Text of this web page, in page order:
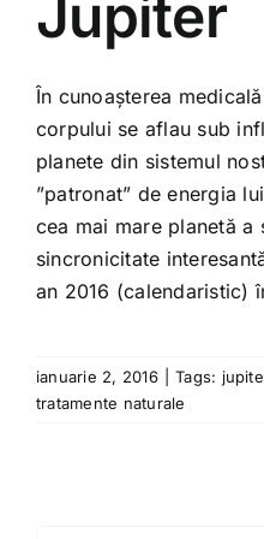
Iubim
Jupiter
În cunoașterea
corpului se aflau sub
planete din sistemul
”patronat” de energia
cea mai mare planetă a
sincronicitate
an 2016 (calendaristic)
ianuarie 2, 2016 Tags:
tratamente naturale